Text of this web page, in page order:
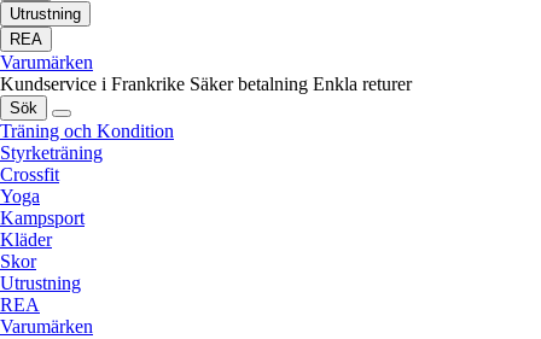
Utrustning
REA
Varumärken
Kundservice i Frankrike Säker betalning Enkla returer
Sök
Träning och Kondition
Styrketräning
Crossfit
Yoga
Kampsport
Kläder
Skor
Utrustning
REA
Varumärken